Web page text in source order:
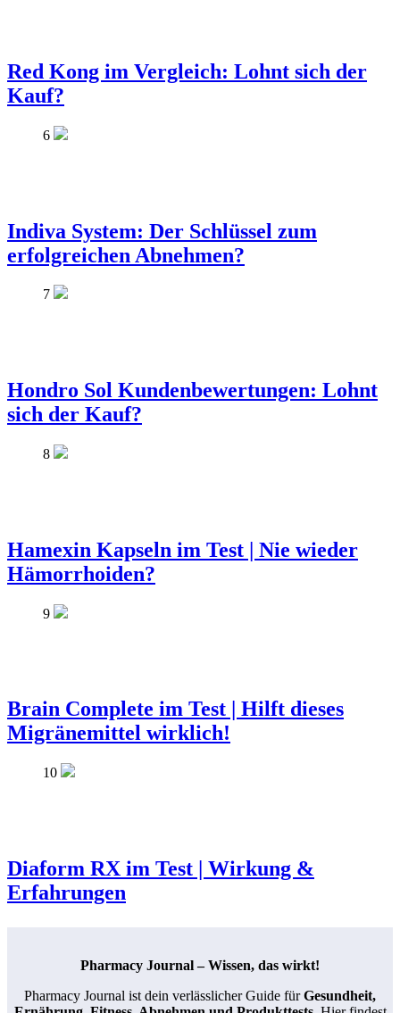
Red Kong im Vergleich: Lohnt sich der
Kauf?
6
Indiva System: Der Schlüssel zum
erfolgreichen Abnehmen?
7
Hondro Sol Kundenbewertungen: Lohnt
sich der Kauf?
8
Hamexin Kapseln im Test | Nie wieder
Hämorrhoiden?
9
Brain Complete im Test | Hilft dieses
Migränemittel wirklich!
10
Diaform RX im Test | Wirkung &
Erfahrungen
Pharmacy Journal – Wissen, das wirkt!
Pharmacy Journal ist dein verlässlicher Guide fürGesundheit,